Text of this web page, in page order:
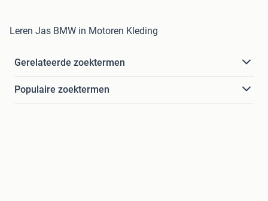
Leren Jas BMW in Motoren Kleding
Gerelateerde zoektermen
Populaire zoektermen